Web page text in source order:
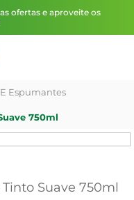
ofertas e aproveite os
Espumantes
750ml
Suave 750ml